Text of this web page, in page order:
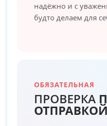
надёжно и с
будто делаем для
ОБЯЗАТЕЛЬНАЯ
ПРОВЕРКА
ОТПРАВКОЙ